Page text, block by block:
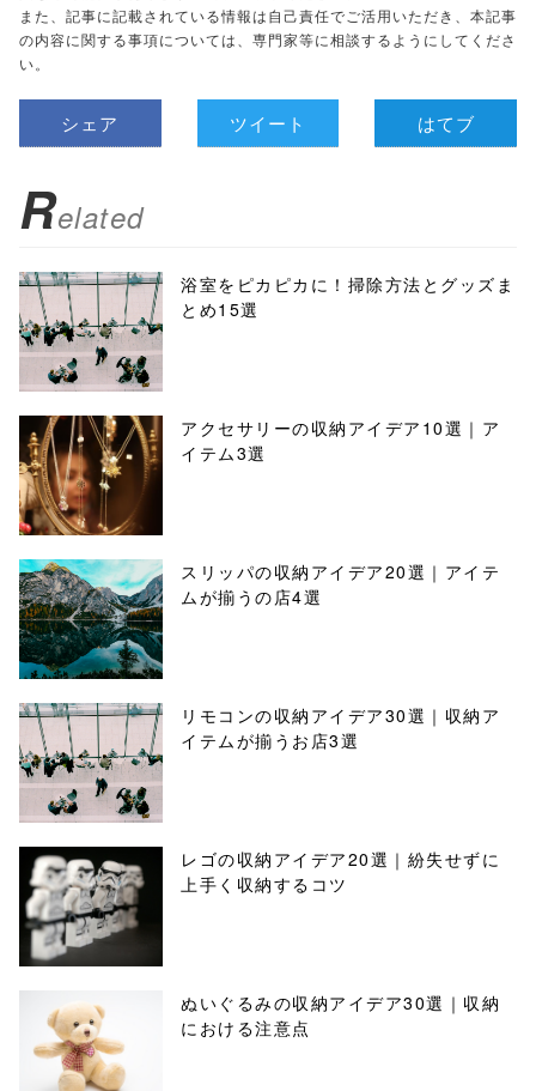
また、記事に記載されている情報は自己責任でご活用いただき、本記事
の内容に関する事項については、専門家等に相談するようにしてくださ
い。
シェア ツイート はてブ
Related
浴室をピカピカに！掃除方法とグッズま
とめ15選
アクセサリーの収納アイデア10選｜ア
イテム3選
スリッパの収納アイデア20選｜アイテ
ムが揃うの店4選
リモコンの収納アイデア30選｜収納ア
イテムが揃うお店3選
レゴの収納アイデア20選｜紛失せずに
上手く収納するコツ
ぬいぐるみの収納アイデア30選｜収納
における注意点